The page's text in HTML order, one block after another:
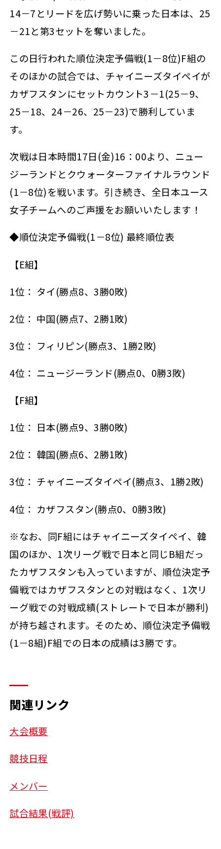
14－7とリードを広げ勢いに乗った日本は、25
－21と第3セットを奪いました。
この日行われた順位決定予備戦(1－8位)F組の
そのほかの試合では、チャイニーズタイペイが
カザフスタンにセットカウント3－1(25－9、
25－18、24－26、25－23)で勝利していま
す。
次戦は日本時間17日(金)16：00より、ニュー
ジーランドとクウォーターファイナルラウンド
(1－8位)を戦います。引き続き、全日本ユース
女子チームへのご声援をお願いいたします！
◆順位決定予備戦(1－8位) 最終順位表
【E組】
1位： タイ(勝点8、3勝0敗)
2位： 中国(勝点7、2勝1敗)
3位： フィリピン(勝点3、1勝2敗)
4位： ニュージーランド(勝点0、0勝3敗)
【F組】
1位： 日本(勝点9、3勝0敗)
2位： 韓国(勝点6、2勝1敗)
3位： チャイニーズタイペイ(勝点3、1勝2敗)
4位： カザフスタン(勝点0、0勝3敗)
※なお、同F組にはチャイニーズタイペイ、韓
国のほか、1次リーグ戦で日本と同じB組だっ
たカザフスタンも入っていますが、順位決定予
備戦ではカザフスタンとの対戦はなく、1次リ
ーグ戦での対戦成績(ストレートで日本が勝利)
が持ち越されます。そのため、順位決定予備戦
(1－8組)F組での日本の成績は3勝です。
関連リンク
大会概要
競技日程
メンバー
試合結果(戦評)